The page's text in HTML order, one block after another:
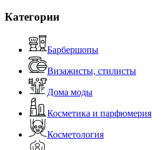
Категории
Барбершопы
Визажисты, стилисты
Дома моды
Косметика и парфюмерия
Косметология